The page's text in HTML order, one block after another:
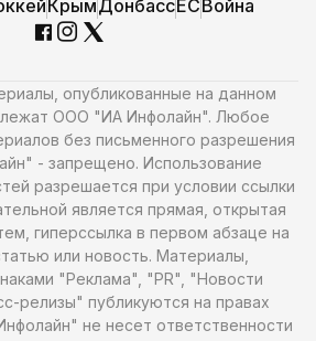
КрымДонбассЕСВойна
опубликованные на данном
ООО "ИА Инфолайн". Любое
без письменного разрешения
- запрещено. Использование
разрешается при условии ссылки
является прямая, открытая
гиперссылка в первом абзаце на
или новость. Материалы,
"Реклама", "PR", "Новости
релизы" публикуются на правах
не несет ответственности